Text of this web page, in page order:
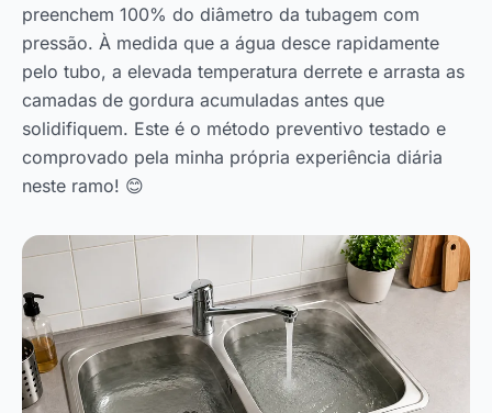
preenchem 100% do diâmetro da tubagem com
pressão. À medida que a água desce rapidamente
pelo tubo, a elevada temperatura derrete e arrasta as
camadas de gordura acumuladas antes que
solidifiquem. Este é o método preventivo testado e
comprovado pela minha própria experiência diária
neste ramo! 😊